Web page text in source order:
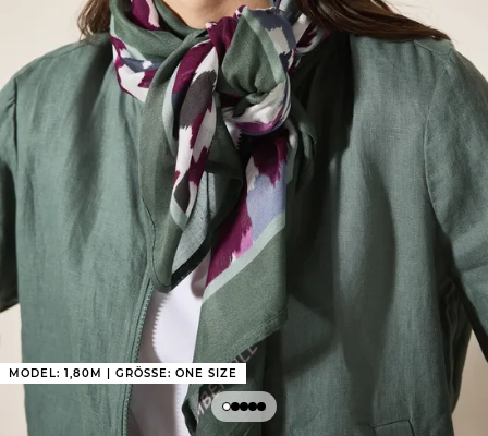
MODEL: 1,80M | GRÖSSE: ONE SIZE